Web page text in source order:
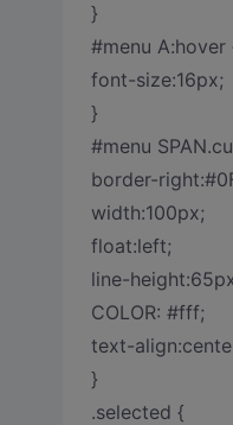
}
#menu A:hover
font-size:16px;
}
#menu
border-
width:100px;
float:left;
line-
COLOR: #fff;
text-
}
.selected {